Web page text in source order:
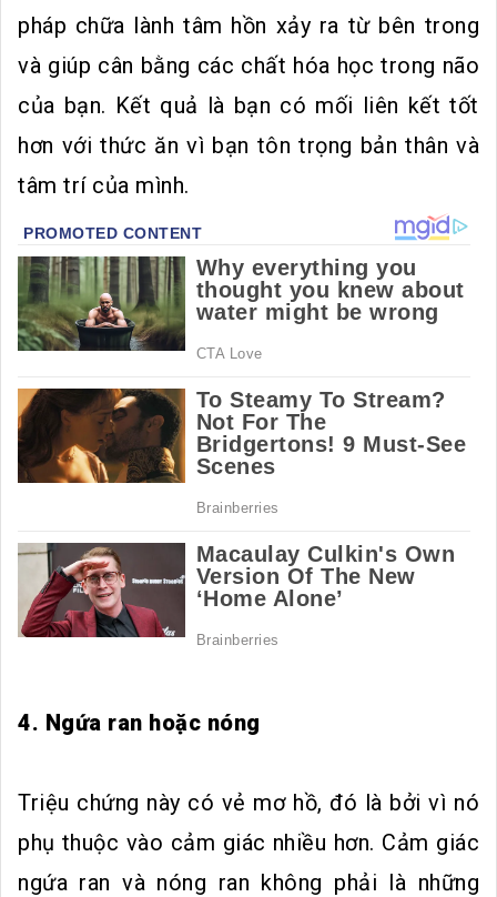
pháp chữa lành tâm hồn xảy ra từ bên trong
và giúp cân bằng các chất hóa học trong não
của bạn. Kết quả là bạn có mối liên kết tốt
hơn với thức ăn vì bạn tôn trọng bản thân và
tâm trí của mình.
4. Ngứa ran hoặc nóng
Triệu chứng này có vẻ mơ hồ, đó là bởi vì nó
phụ thuộc vào cảm giác nhiều hơn. Cảm giác
ngứa ran và nóng ran không phải là những